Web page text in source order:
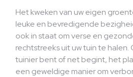
Het kweken van uw eigen
leuke en bevredigende
ook in staat om verse en
rechtstreeks uit uw tuin te halen.
tuinier bent of net begint, het
een geweldige manier om